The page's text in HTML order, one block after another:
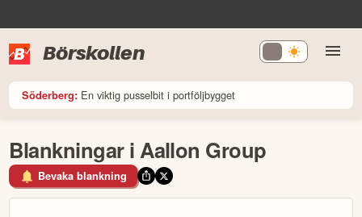
Börskollen
Söderberg: En viktig pusselbit i portföljbygget
Blankningar i Aallon Group
Bevaka blankning